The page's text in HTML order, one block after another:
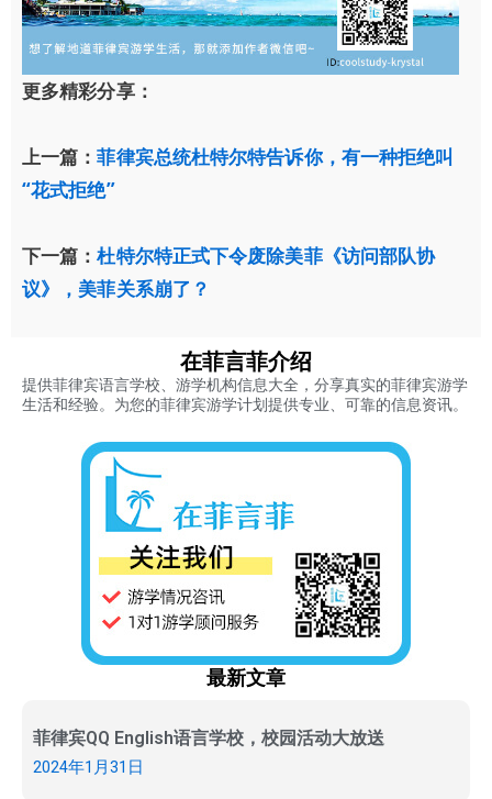
更多精彩分享：
上一篇：菲律宾总统杜特尔特告诉你，有一种拒绝叫
“花式拒绝”
下一篇：杜特尔特正式下令废除美菲《访问部队协
议》，美菲关系崩了？
在菲言菲介绍
提供菲律宾语言学校、游学机构信息大全，分享真实的菲律宾游学
生活和经验。为您的菲律宾游学计划提供专业、可靠的信息资讯。
最新文章
菲律宾QQ English语言学校，校园活动大放送
2024年1月31日